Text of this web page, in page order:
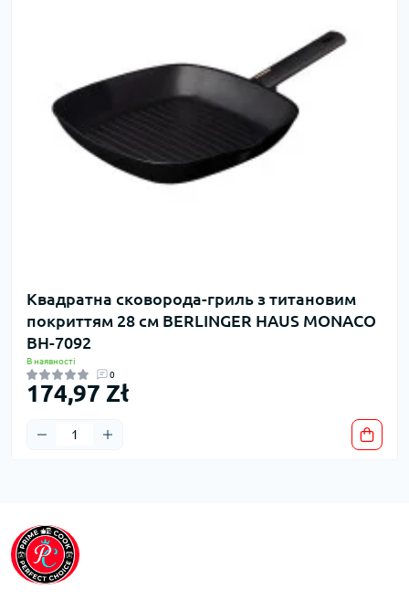
Квадратна сковорода-гриль з титановим
покриттям 28 см BERLINGER HAUS MONACO
BH-7092
В наявності
0
174,97 Zł